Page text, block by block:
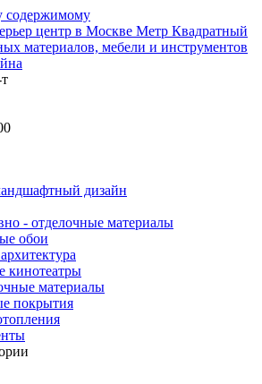
содержимому
дизайн
- отделочные материалы
обои
кинотеатры
материалы
покрытия